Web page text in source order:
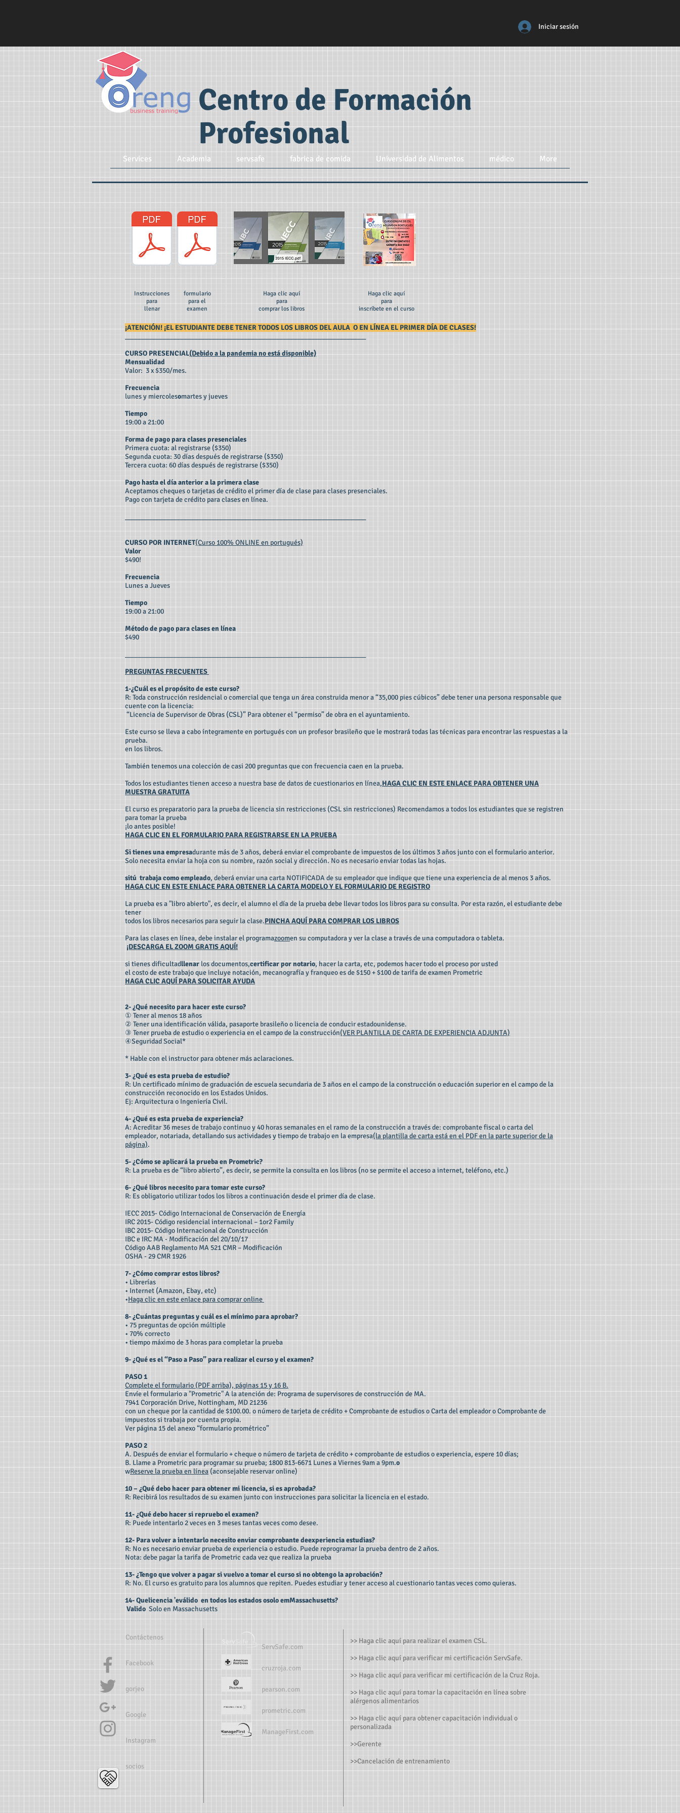
Iniciar sesión
Centro de Formación
Profesional
Services Academia servsafe fabrica de comida Universidad de Alimentos médico More
Instrucciones
para
llenar
formulario
para el
examen
¡ATENCIÓN! ¡EL ESTUDIANTE DEBE TENER TODOS LOS LIBROS DEL AULA O EN LÍNEA EL PRIMER DÍA DE CLASES!
CURSO PRESENCIAL(Debido a la pandemia no está disponible)
Mensualidad
Valor: 3 x $350/mes.
Frecuencia
lunes y miercolesomartes y jueves
Tiempo
19:00 a 21:00
Forma de pago para clases presenciales
Primera cuota: al registrarse ($350)
Segunda cuota: 30 días después de registrarse ($350)
Tercera cuota: 60 días después de registrarse ($350)
Pago hasta el día anterior a la primera clase
Aceptamos cheques o tarjetas de crédito el primer día de clase para clases presenciales.
Pago con tarjeta de crédito para clases en línea.
CURSO POR INTERNET(Curso 100% ONLINE en portugués)
Valor
$490!
Frecuencia
Lunes a Jueves
Tiempo
19:00 a 21:00
Método de pago para clases en línea
$490
PREGUNTAS FRECUENTES
1-¿Cuál es el propósito de este curso?
R: Toda construcción residencial o comercial que tenga un área construida menor a “35,000 pies cúbicos” debe tener una persona responsable que
cuente con la licencia:
“Licencia de Supervisor de Obras (CSL)” Para obtener el “permiso” de obra en el ayuntamiento.
Este curso se lleva a cabo íntegramente en portugués con un profesor brasileño que le mostrará todas las técnicas para encontrar las respuestas a la
prueba.
en los libros.
También tenemos una colección de casi 200 preguntas que con frecuencia caen en la prueba.
Todos los estudiantes tienen acceso a nuestra base de datos de cuestionarios en línea,HAGA CLIC EN ESTE ENLACE PARA OBTENER UNA
MUESTRA GRATUITA
El curso es preparatorio para la prueba de licencia sin restricciones (CSL sin restricciones) Recomendamos a todos los estudiantes que se registren
para tomar la prueba
¡lo antes posible!
HAGA CLIC EN EL FORMULARIO PARA REGISTRARSE EN LA PRUEBA
Si tienes una empresadurante más de 3 años, deberá enviar el comprobante de impuestos de los últimos 3 años junto con el formulario anterior.
Solo necesita enviar la hoja con su nombre, razón social y dirección. No es necesario enviar todas las hojas.
sitú trabaja como empleado, deberá enviar una carta NOTIFICADA de su empleador que indique que tiene una experiencia de al menos 3 años.
HAGA CLIC EN ESTE ENLACE PARA OBTENER LA CARTA MODELO Y EL FORMULARIO DE REGISTRO
La prueba es a "libro abierto", es decir, el alumno el día de la prueba debe llevar todos los libros para su consulta. Por esta razón, el estudiante debe
tener
todos los libros necesarios para seguir la clase.PINCHA AQUÍ PARA COMPRAR LOS LIBROS
Para las clases en línea, debe instalar el programazoomen su computadora y ver la clase a través de una computadora o tableta.
¡DESCARGA EL ZOOM GRATIS AQUÍ!
si tienes dificultadllenarlos documentos,certificar por notario, hacer la carta, etc, podemos hacer todo el proceso por usted
el costo de este trabajo que incluye notación, mecanografía y franqueo es de $150 + $100 de tarifa de examen Prometric
HAGA CLIC AQUÍ PARA SOLICITAR AYUDA
2- ¿Qué necesito para hacer este curso?
① Tener al menos 18 años
② Tener una identificación válida, pasaporte brasileño o licencia de conducir estadounidense.
③ Tener prueba de estudio o experiencia en el campo de la construcción(VER PLANTILLA DE CARTA DE EXPERIENCIA ADJUNTA)
④Seguridad Social*
* Hable con el instructor para obtener más aclaraciones.
3- ¿Qué es esta prueba de estudio?
R: Un certificado mínimo de graduación de escuela secundaria de 3 años en el campo de la construcción o educación superior en el campo de la
construcción reconocido en los Estados Unidos.
Ej: Arquitectura o Ingeniería Civil.
4- ¿Qué es esta prueba de experiencia?
A: Acreditar 36 meses de trabajo continuo y 40 horas semanales en el ramo de la construcción a través de: comprobante fiscal o carta del
empleador, notariada, detallando sus actividades y tiempo de trabajo en la empresa(la plantilla de carta está en el PDF en la parte superior de la
página).
5- ¿Cómo se aplicará la prueba en Prometric?
R: La prueba es de “libro abierto”, es decir, se permite la consulta en los libros (no se permite el acceso a internet, teléfono, etc.)
6- ¿Qué libros necesito para tomar este curso?
R: Es obligatorio utilizar todos los libros a continuación desde el primer día de clase.
IECC 2015- Código Internacional de Conservación de Energía
IRC 2015- Código residencial internacional – 1or2 Family
IBC 2015- Código Internacional de Construcción
IBC e IRC MA - Modificación del 20/10/17
Código AAB Reglamento MA 521 CMR – Modificación
OSHA - 29 CMR 1926
7- ¿Cómo comprar estos libros?
• Librerías
• Internet (Amazon, Ebay, etc)
•Haga clic en este enlace para comprar online
8- ¿Cuántas preguntas y cuál es el mínimo para aprobar?
• 75 preguntas de opción múltiple
• 70% correcto
• tiempo máximo de 3 horas para completar la prueba
9- ¿Qué es el “Paso a Paso” para realizar el curso y el examen?
PASO 1
Complete el formulario (PDF arriba), páginas 15 y 16 B.
Envíe el formulario a "Prometric" A la atención de: Programa de supervisores de construcción de MA.
7941 Corporación Drive, Nottingham, MD 21236
con un cheque por la cantidad de $100.00. o número de tarjeta de crédito + Comprobante de estudios o Carta del empleador o Comprobante de
impuestos si trabaja por cuenta propia.
Ver página 15 del anexo “formulario prométrico”
PASO 2
A. Después de enviar el formulario + cheque o número de tarjeta de crédito + comprobante de estudios o experiencia, espere 10 días;
B. Llame a Prometric para programar su prueba; 1800 813-6671 Lunes a Viernes 9am a 9pm.o
wReserve la prueba en línea(aconsejable reservar online)
10 – ¿Qué debo hacer para obtener mi licencia, si es aprobada?
R: Recibirá los resultados de su examen junto con instrucciones para solicitar la licencia en el estado.
11- ¿Qué debo hacer si repruebo el examen?
R: Puede intentarlo 2 veces en 3 meses tantas veces como desee.
12- Para volver a intentarlo necesito enviar comprobante deexperienciaestudias?
R: No es necesario enviar prueba de experiencia o estudio. Puede reprogramar la prueba dentro de 2 años.
Nota: debe pagar la tarifa de Prometric cada vez que realiza la prueba
13- ¿Tengo que volver a pagar si vuelvo a tomar el curso si no obtengo la aprobación?
R: No. El curso es gratuito para los alumnos que repiten. Puedes estudiar y tener acceso al cuestionario tantas veces como quieras.
14- Quelicencia'eválido en todos los estados osoloemMassachusetts?
Valido Solo en Massachusetts
Haga clic aquí
para
comprar los libros
Haga clic aquí
para
inscríbete en el curso
Contáctenos
Facebook
gorjeo
Google
Instagram
socios
ServSafe.com
cruzroja.com
pearson.com
prometric.com
ManageFirst.com
>> Haga clic aquí para realizar el examen CSL.
>> Haga clic aquí para verificar mi certificación ServSafe.
>> Haga clic aquí para verificar mi certificación de la Cruz Roja.
>> Haga clic aquí para tomar la capacitación en línea sobre
alérgenos alimentarios
>> Haga clic aquí para obtener capacitación individual o
personalizada
>>Gerente
>>Cancelación de entrenamiento